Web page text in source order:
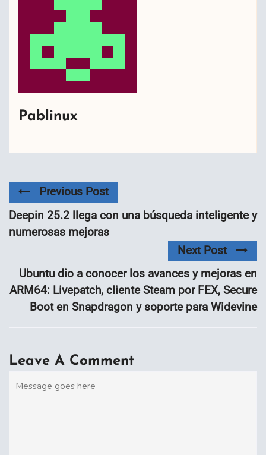
Pablinux
Previous Post
Deepin 25.2 llega con una búsqueda inteligente y
numerosas mejoras
Next Post
Ubuntu dio a conocer los avances y mejoras en
ARM64: Livepatch, cliente Steam por FEX, Secure
Boot en Snapdragon y soporte para Widevine
Leave A Comment